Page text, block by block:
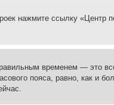
нажмите ссылку «Центр
временем — это
пояса, равно, как и